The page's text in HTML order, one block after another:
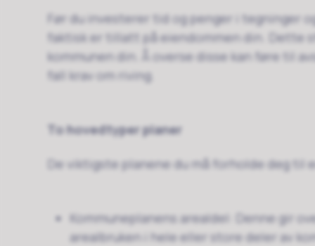
Før du investerer tid og penger i tegninger
faktisk er tillatt på eiendommen din. Dette
kommunen din. Å overse disse kan føre til
fall krav om riving.
To hovedtyper planer
De viktigste planene du må forholde deg til
Kommuneplanens arealdel: Denne gir
arealbruken i hele eller store deler av